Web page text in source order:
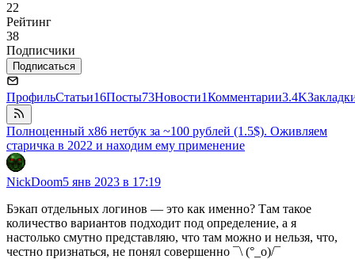
22
Рейтинг
38
Подписчики
Подписаться
ПрофильСтатьи16Посты73Новости1Комментарии3.4K
Полноценный x86 нетбук за ~100 рублей (1.5$). Оживляем
старичка в 2022 и находим ему применение
NickDoom5 янв 2023 в 17:19
Бэкап отдельных логинов — это как именно? Там такое
количество вариантов подходит под определение, а я
настолько смутно представляю, что там можно и нельзя, что,
честно признаться, не понял совершенно ¯\ (°_o)/¯